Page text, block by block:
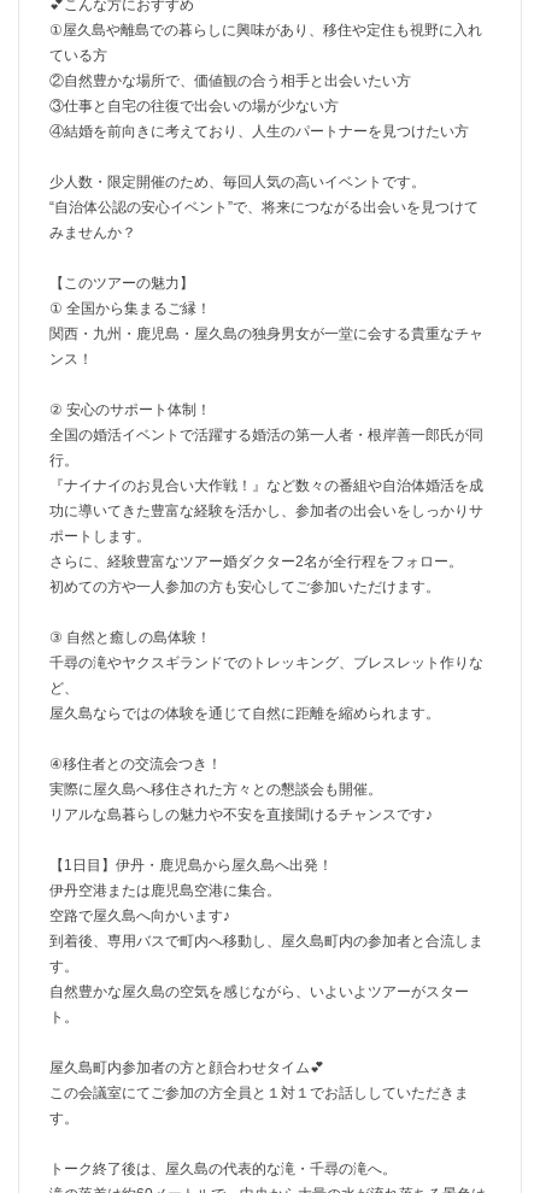
💕こんな方におすすめ
①屋久島や離島での暮らしに興味があり、移住や定住も視野に入れ
ている方
②自然豊かな場所で、価値観の合う相手と出会いたい方
③仕事と自宅の往復で出会いの場が少ない方
④結婚を前向きに考えており、人生のパートナーを見つけたい方
少人数・限定開催のため、毎回人気の高いイベントです。
“自治体公認の安心イベント”で、将来につながる出会いを見つけて
みませんか？
【このツアーの魅力】
① 全国から集まるご縁！
関西・九州・鹿児島・屋久島の独身男女が一堂に会する貴重なチャ
ンス！
② 安心のサポート体制！
全国の婚活イベントで活躍する婚活の第一人者・根岸善一郎氏が同
行。
『ナイナイのお見合い大作戦！』など数々の番組や自治体婚活を成
功に導いてきた豊富な経験を活かし、参加者の出会いをしっかりサ
ポートします。
さらに、経験豊富なツアー婚ダクター2名が全行程をフォロー。
初めての方や一人参加の方も安心してご参加いただけます。
③ 自然と癒しの島体験！
千尋の滝やヤクスギランドでのトレッキング、ブレスレット作りな
ど、
屋久島ならではの体験を通じて自然に距離を縮められます。
④移住者との交流会つき！
実際に屋久島へ移住された方々との懇談会も開催。
リアルな島暮らしの魅力や不安を直接聞けるチャンスです♪
【1日目】伊丹・鹿児島から屋久島へ出発！
伊丹空港または鹿児島空港に集合。
空路で屋久島へ向かいます♪
到着後、専用バスで町内へ移動し、屋久島町内の参加者と合流しま
す。
自然豊かな屋久島の空気を感じながら、いよいよツアーがスター
ト。
屋久島町内参加者の方と顔合わせタイム💕
この会議室にてご参加の方全員と１対１でお話ししていただきま
す。
トーク終了後は、屋久島の代表的な滝・千尋の滝へ。